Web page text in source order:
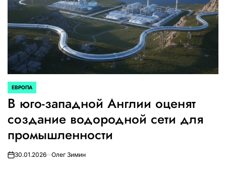
ОПУБЛИКОВАНО
В
ЕВРОПА
В юго-западной Англии оценят
создание водородной сети для
промышленности
on30.01.2026 Олег Зимин